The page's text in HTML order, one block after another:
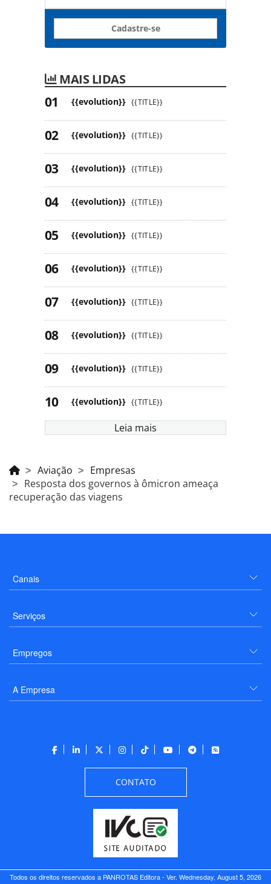
Cadastre-se
MAIS LIDAS
{{evolution}} {{TITLE}}
{{evolution}} {{TITLE}}
{{evolution}} {{TITLE}}
{{evolution}} {{TITLE}}
{{evolution}} {{TITLE}}
{{evolution}} {{TITLE}}
{{evolution}} {{TITLE}}
{{evolution}} {{TITLE}}
{{evolution}} {{TITLE}}
{{evolution}} {{TITLE}}
Leia mais
Aviação
Empresas
Resposta dos governos à ômicron ameaça
recuperação das viagens
Canais
Serviços
Empregos
A Empresa
CONTATO
Todos os direitos reservados a PANROTAS Editora - Ver. Wednesday, August 5, 2026